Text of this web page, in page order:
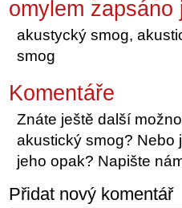
omylem zapsáno
akustycký smog,
smog
Komentáře
Znáte ještě další
akustický smog? Nebo
jeho opak? Napište
Přidat nový komentář